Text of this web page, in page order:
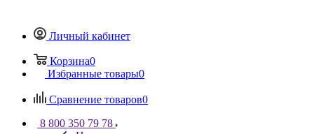
Личный кабинет
Корзина0
Избранные товары0
Сравнение товаров0
8 800 350 79 78